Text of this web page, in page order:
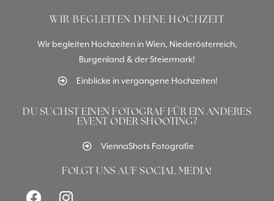
WIR BEGLEITEN DEINE HOCHZEIT
Wir begleiten Hochzeiten in Wien, Niederösterreich,
Burgenland & der Steiermark!
Einblicke in vergangene Hochzeiten!
DU SUCHST EINEN FOTOGRAF FÜR EIN ANDERES
EVENT ODER SHOOTING?
ViennaShots Fotografie
FOLGT UNS AUF SOCIAL MEDIA!